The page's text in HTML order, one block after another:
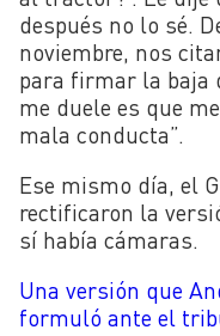
después no lo sé.
noviembre, nos
para firmar la baja
me duele es que
mala conducta”.
Ese mismo día, el
rectificaron la
sí había cámaras.
Una versión que
formuló ante el